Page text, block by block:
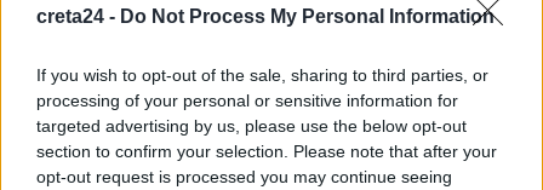
creta24 - Do Not Process My Personal Information
If you wish to opt-out of the sale, sharing to third parties, or
processing of your personal or sensitive information for
targeted advertising by us, please use the below opt-out
section to confirm your selection. Please note that after your
opt-out request is processed you may continue seeing
6 Αυγούστου, 2026
Κάρτα Αγρότη: Τι αλλάζει από 28 Αυγούστου για τις
χρηματοδοτήσεις
6 Αυγούστου, 2026